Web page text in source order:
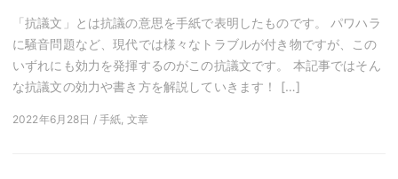
「抗議文」とは抗議の意思を手紙で表明したものです。 パワハラ
に騒音問題など、現代では様々なトラブルが付き物ですが、この
いずれにも効力を発揮するのがこの抗議文です。 本記事ではそん
な抗議文の効力や書き方を解説していきます！ […]
2022年6月28日 / 手紙, 文章